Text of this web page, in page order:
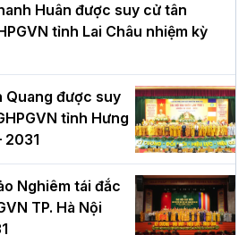
Huân được suy cử tân
tỉnh Lai Châu nhiệm kỳ
được suy
tỉnh Hưng
2031
Nghiêm tái đắc
TP. Hà Nội